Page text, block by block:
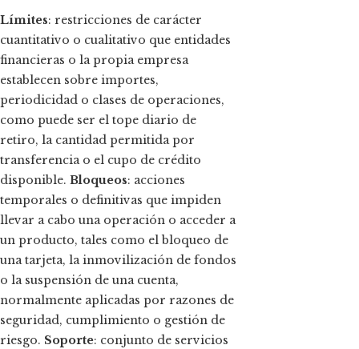
Límites: restricciones de carácter
cuantitativo o cualitativo que entidades
financieras o la propia empresa
establecen sobre importes,
periodicidad o clases de operaciones,
como puede ser el tope diario de
retiro, la cantidad permitida por
transferencia o el cupo de crédito
disponible. Bloqueos: acciones
temporales o definitivas que impiden
llevar a cabo una operación o acceder a
un producto, tales como el bloqueo de
una tarjeta, la inmovilización de fondos
o la suspensión de una cuenta,
normalmente aplicadas por razones de
seguridad, cumplimiento o gestión de
riesgo. Soporte: conjunto de servicios